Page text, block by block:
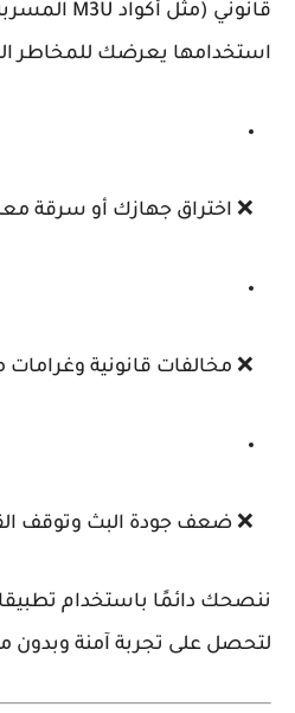
استخدامها يعرضك للمخاطر
❌ اختراق جهازك أو سرقة
❌ مخالفات قانونية وغرامات
❌ ضعف جودة البث وتوقف
ننصحك دائمًا باستخدام
لتحصل على تجربة آمنة وبدون